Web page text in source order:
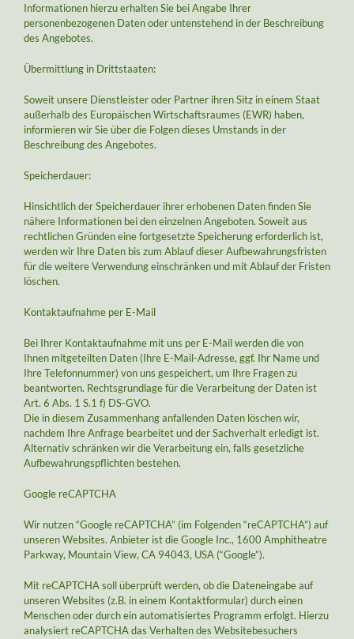
Informationen hierzu erhalten Sie bei Angabe Ihrer
personenbezogenen Daten oder untenstehend in der Beschreibung
des Angebotes.
Übermittlung in Drittstaaten:
Soweit unsere Dienstleister oder Partner ihren Sitz in einem Staat
außerhalb des Europäischen Wirtschaftsraumes (EWR) haben,
informieren wir Sie über die Folgen dieses Umstands in der
Beschreibung des Angebotes.
Speicherdauer:
Hinsichtlich der Speicherdauer ihrer erhobenen Daten finden Sie
nähere Informationen bei den einzelnen Angeboten. Soweit aus
rechtlichen Gründen eine fortgesetzte Speicherung erforderlich ist,
werden wir Ihre Daten bis zum Ablauf dieser Aufbewahrungsfristen
für die weitere Verwendung einschränken und mit Ablauf der Fristen
löschen.
Kontaktaufnahme per E-Mail
Bei Ihrer Kontaktaufnahme mit uns per E-Mail werden die von
Ihnen mitgeteilten Daten (Ihre E-Mail-Adresse, ggf. Ihr Name und
Ihre Telefonnummer) von uns gespeichert, um Ihre Fragen zu
beantworten. Rechtsgrundlage für die Verarbeitung der Daten ist
Art. 6 Abs. 1 S.1 f) DS-GVO.
Die in diesem Zusammenhang anfallenden Daten löschen wir,
nachdem Ihre Anfrage bearbeitet und der Sachverhalt erledigt ist.
Alternativ schränken wir die Verarbeitung ein, falls gesetzliche
Aufbewahrungspflichten bestehen.
Google reCAPTCHA
Wir nutzen “Google reCAPTCHA” (im Folgenden “reCAPTCHA”) auf
unseren Websites. Anbieter ist die Google Inc., 1600 Amphitheatre
Parkway, Mountain View, CA 94043, USA (“Google”).
Mit reCAPTCHA soll überprüft werden, ob die Dateneingabe auf
unseren Websites (z.B. in einem Kontaktformular) durch einen
Menschen oder durch ein automatisiertes Programm erfolgt. Hierzu
analysiert reCAPTCHA das Verhalten des Websitebesuchers